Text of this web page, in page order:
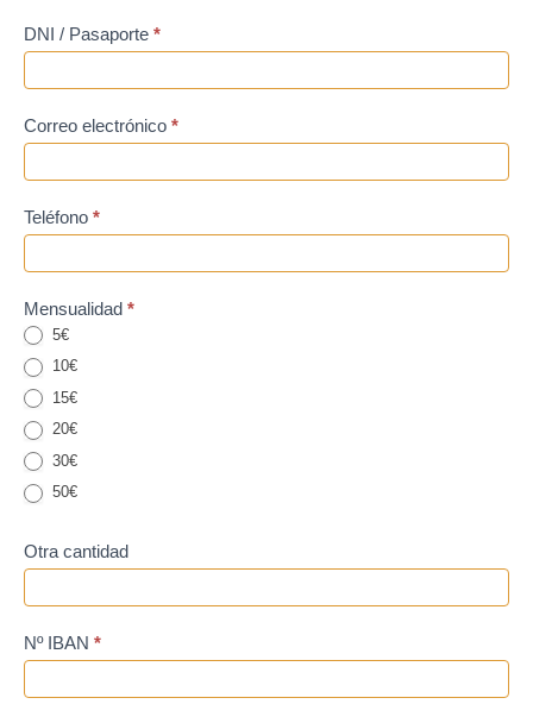
DNI / Pasaporte *
Correo electrónico *
Teléfono *
Mensualidad *
5€
10€
15€
20€
30€
50€
Otra cantidad
Nº IBAN *